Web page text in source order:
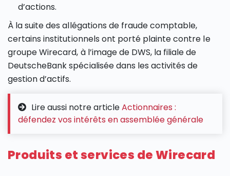
d’actions.
À la suite des allégations de fraude comptable,
certains institutionnels ont porté plainte contre le
groupe Wirecard, à l’image de DWS, la filiale de
DeutscheBank spécialisée dans les activités de
gestion d’actifs.
Lire aussi notre articleActionnaires :
défendez vos intérêts en assemblée générale
Produits et services de Wirecard